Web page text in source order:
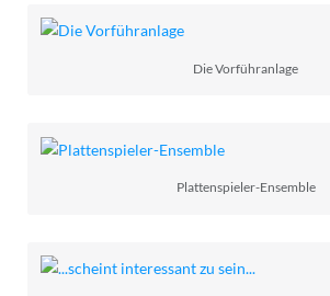
Die Vorführanlage
Plattenspieler-Ensemble